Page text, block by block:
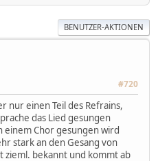
BENUTZER-AKTIONEN
#720
nur einen Teil des Refrains,
das Lied gesungen
einem Chor gesungen wird
stark an den Gesang von
zieml. bekannt und kommt ab